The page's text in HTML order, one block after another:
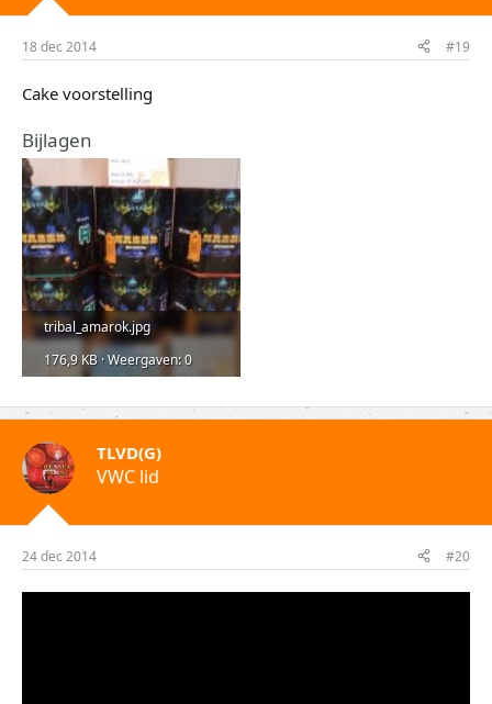
18 dec 2014 #19
Cake voorstelling
Bijlagen
tribal_amarok.jpg
176,9 KB · Weergaven: 0
TLVD(G)
VWC lid
24 dec 2014 #20